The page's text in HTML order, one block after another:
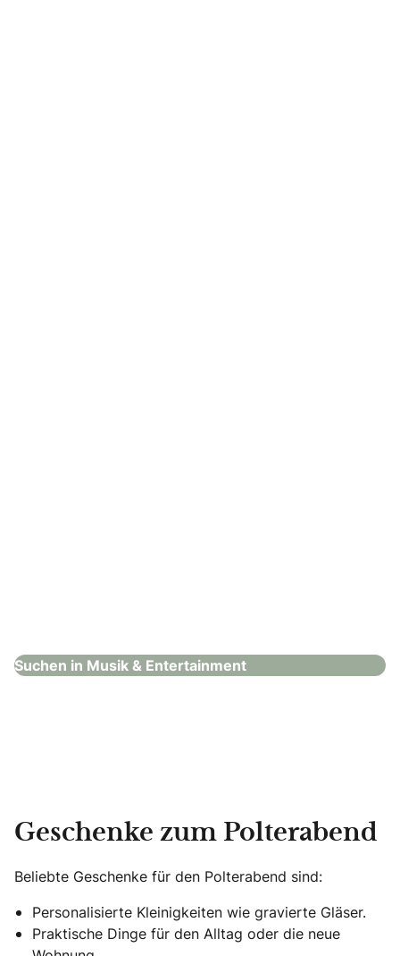
Suchen in Musik & Entertainment
Geschenke zum Polterabend
Beliebte Geschenke für den Polterabend sind:
Personalisierte Kleinigkeiten wie gravierte Gläser.
Praktische Dinge für den Alltag oder die neue